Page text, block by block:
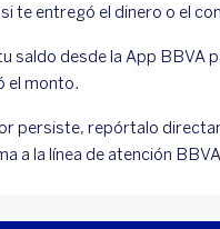
te entregó el dinero o el
saldo desde la App BBVA
el monto.
persiste, repórtalo
a la línea de atención